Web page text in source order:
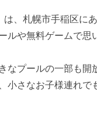
は、札幌市手稲区に
や無料ゲームで思
なプールの一部も開
小さなお子様連れで